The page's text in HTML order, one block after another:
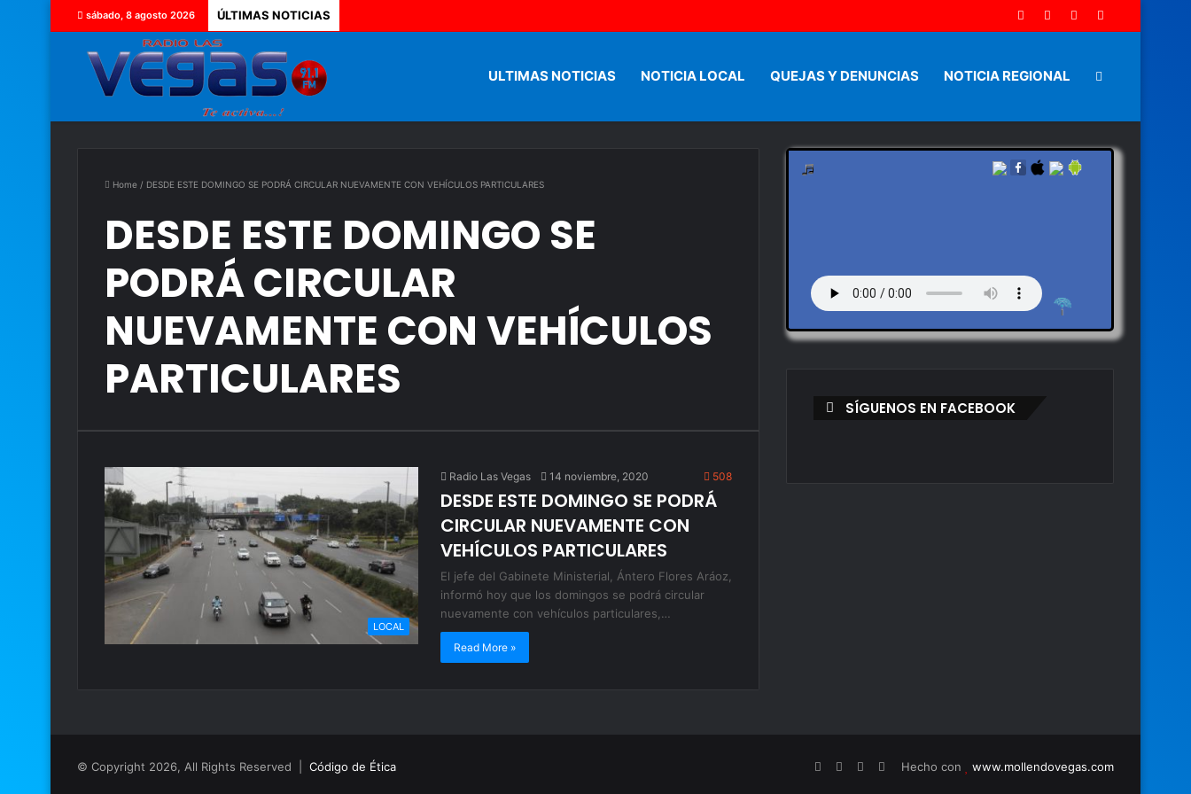
sábado, 8 agosto 2026 ÚLTIMAS NOTICIAS
ULTIMAS NOTICIAS NOTICIA LOCAL QUEJAS Y DENUNCIAS NOTICIA REGIONAL Artículo
Home / DESDE ESTE DOMINGO SE PODRÁ CIRCULAR NUEVAMENTE CON VEHÍCULOS PARTICULARES
DESDE ESTE DOMINGO SE
PODRÁ CIRCULAR
NUEVAMENTE CON VEHÍCULOS
PARTICULARES
LOCAL
Radio Las Vegas 14 noviembre, 2020 508
DESDE ESTE DOMINGO SE PODRÁ
CIRCULAR NUEVAMENTE CON
VEHÍCULOS PARTICULARES
El jefe del Gabinete Ministerial, Ántero Flores Aráoz,
informó hoy que los domingos se podrá circular
nuevamente con vehículos particulares,…
Read More »
SÍGUENOS EN FACEBOOK
© Copyright 2026, All Rights Reserved | Código de Ética Hecho con www.mollendovegas.com